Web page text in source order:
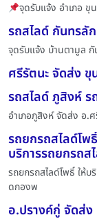
จุดรับแจ้ง อำเภอ ขุ
รถสไลด์ กันทรลั
จุดรับแจ้ง บ้านตามูล
ศรีรัตนะ จัดส่ง
รถสไลด์ ภูสิงห์
อำเภอภูสิงห์ จัดส่ง อ
รถยกรถสไลด์โพ
บริการรถยกรถส
รถยกรถสไลด์โพธิ์ ให้
ดกองพ
อ.ปรางค์กู่ จัดส่